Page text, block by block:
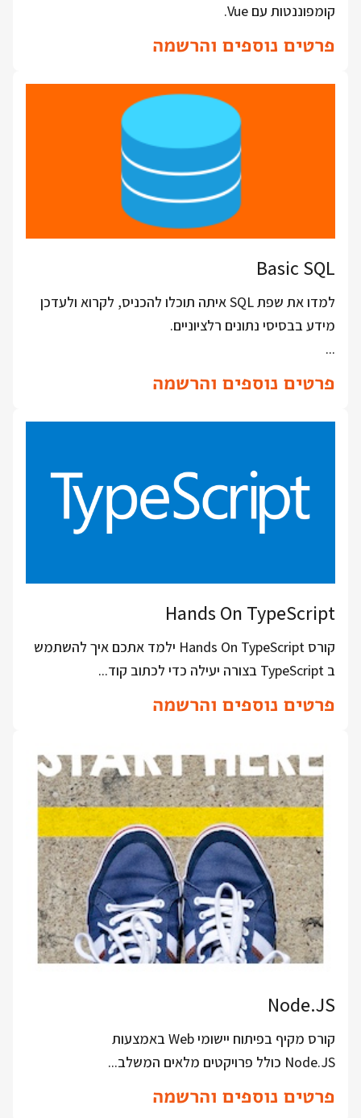
קומפוננטות עם Vue.
פרטים נוספים והרשמה
Basic SQL
למדו את שפת SQL איתה תוכלו להכניס, לקרוא ולעדכן
מידע בבסיסי נתונים רלציוניים.
...
פרטים נוספים והרשמה
Hands On TypeScript
קורס Hands On TypeScript ילמד אתכם איך להשתמש
ב TypeScript בצורה יעילה כדי לכתוב קוד...
פרטים נוספים והרשמה
Node.JS
קורס מקיף בפיתוח יישומי Web באמצעות
Node.JS כולל פרויקטים מלאים המשלב...
פרטים נוספים והרשמה